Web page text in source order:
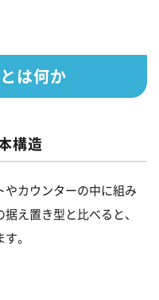
は何か
構造
カウンターの中に組み
え置き型と比べると、
。